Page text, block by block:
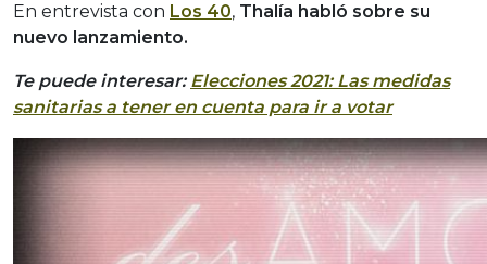
En entrevista con Los 40, Thalía habló sobre su
nuevo lanzamiento.
Te puede interesar: Elecciones 2021: Las medidas
sanitarias a tener en cuenta para ir a votar